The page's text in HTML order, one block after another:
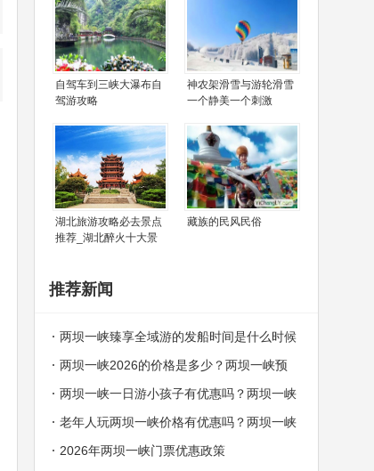
自驾车到三峡大瀑布自
驾游攻略
神农架滑雪与游轮滑雪
一个静美一个刺激
湖北旅游攻略必去景点
推荐_湖北醉火十大景
藏族的民风民俗
推荐新闻
两坝一峡臻享全域游的发船时间是什么时候
两坝一峡2026的价格是多少？两坝一峡预
订中心电话
两坝一峡一日游小孩子有优惠吗？两坝一峡
哪些人群可以免费？
老年人玩两坝一峡价格有优惠吗？两坝一峡
老年人价格
2026年两坝一峡门票优惠政策